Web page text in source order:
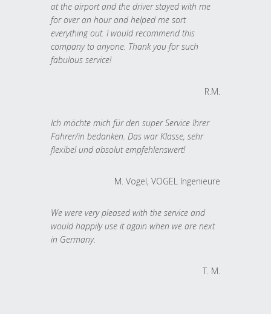
at the airport and the driver stayed with me
for over an hour and helped me sort
everything out. I would recommend this
company to anyone. Thank you for such
fabulous service!
R.M.
Ich möchte mich für den super Service Ihrer
Fahrer/in bedanken. Das war Klasse, sehr
flexibel und absolut empfehlenswert!
M. Vogel, VOGEL Ingenieure
We were very pleased with the service and
would happily use it again when we are next
in Germany.
T. M.